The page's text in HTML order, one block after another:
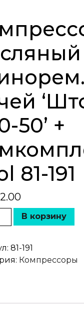
50’ +
81-191
В корзину
81-191
Компрессоры